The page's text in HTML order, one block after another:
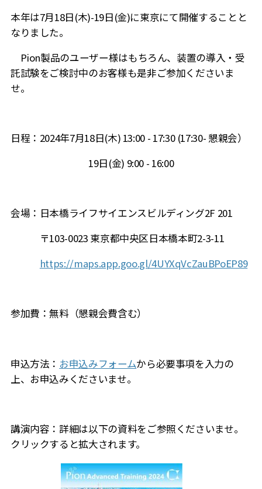
本年は7月18日(木)-19日(金)に東京にて開催することと
なりました。
Pion製品のユーザー様はもちろん、装置の導入・受
託試験をご検討中のお客様も是非ご参加くださいま
せ。
日程：2024年7月18日(木) 13:00 - 17:30 (17:30- 懇親会）
19日(金) 9:00 - 16:00
会場：日本橋ライフサイエンスビルディング2F 201
〒103-0023 東京都中央区日本橋本町2-3-11
https://maps.app.goo.gl/4UYXqVcZauBPoEP89
参加費：無料（懇親会費含む）
申込方法： お申込みフォームから必要事項を入力の
上、お申込みくださいませ。
講演内容：詳細は以下の資料をご参照くださいませ。
クリックすると拡大されます。